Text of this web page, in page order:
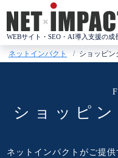
テ
ツ
WEBサイト・SEO・AI導入支援の成
ネットインパクト ショッピン
ショッピ
ネットインパクトがご提